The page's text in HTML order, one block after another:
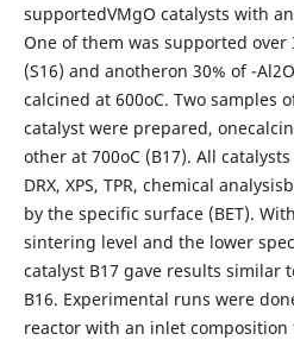
supportedVMgO catalysts with
One of them was supported over
(S16) and anotheron 30% of -
calcined at 600oC. Two samples
catalyst were prepared,
other at 700oC (B17). All
DRX, XPS, TPR, chemical
by the specific surface (BET).
sintering level and the lower
catalyst B17 gave results similar
B16. Experimental runs were
reactor with an inlet